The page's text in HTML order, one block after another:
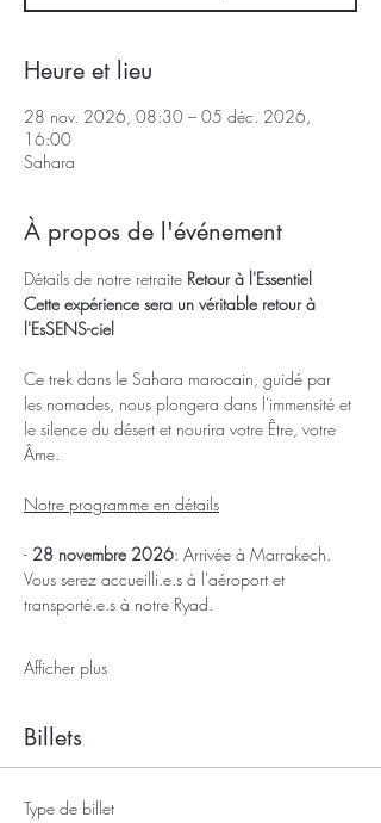
Heure et lieu
28 nov. 2026, 08:30 – 05 déc. 2026,
16:00
Sahara
À propos de l'événement
Détails de notre retraite Retour à l'Essentiel
Cette expérience sera un véritable retour à
l'EsSENS-ciel
Ce trek dans le Sahara marocain, guidé par
les nomades, nous plongera dans l'immensité et
le silence du désert et nourira votre Être, votre
Âme.
Notre programme en détails
- 28 novembre 2026: Arrivée à Marrakech.
Vous serez accueilli.e.s à l'aéroport et
transporté.e.s à notre Ryad.
Afficher plus
Billets
Type de billet